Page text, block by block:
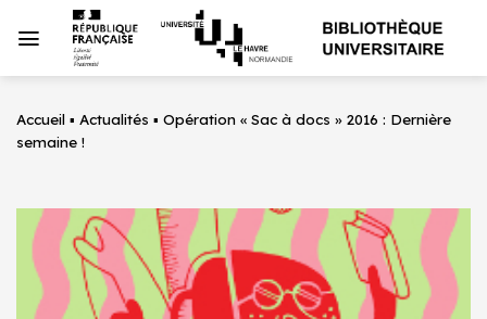
au
Accueil ▪ Actualités ▪ Opération « Sac à docs » 2016 : Dernière
semaine !